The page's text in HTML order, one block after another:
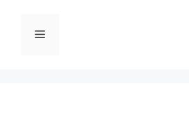
القائمة